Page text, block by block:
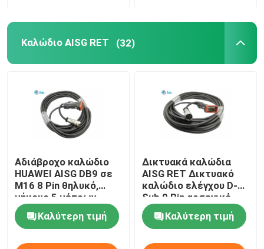
Καλώδιο AISG RET (32)
Αδιάβροχο καλώδιο
HUAWEI AISG DB9 σε
M16 8 Pin θηλυκό,
μήκους 5 μέτρων
Καλύτερη τιμή
Δικτυακά καλώδια
AISG RET Δικτυακό
καλώδιο ελέγχου D-
Sub 9 Pin αρσενικό
προς AISG 8 Pin
θηλυκό 10 μέτρα
Καλύτερη τιμή